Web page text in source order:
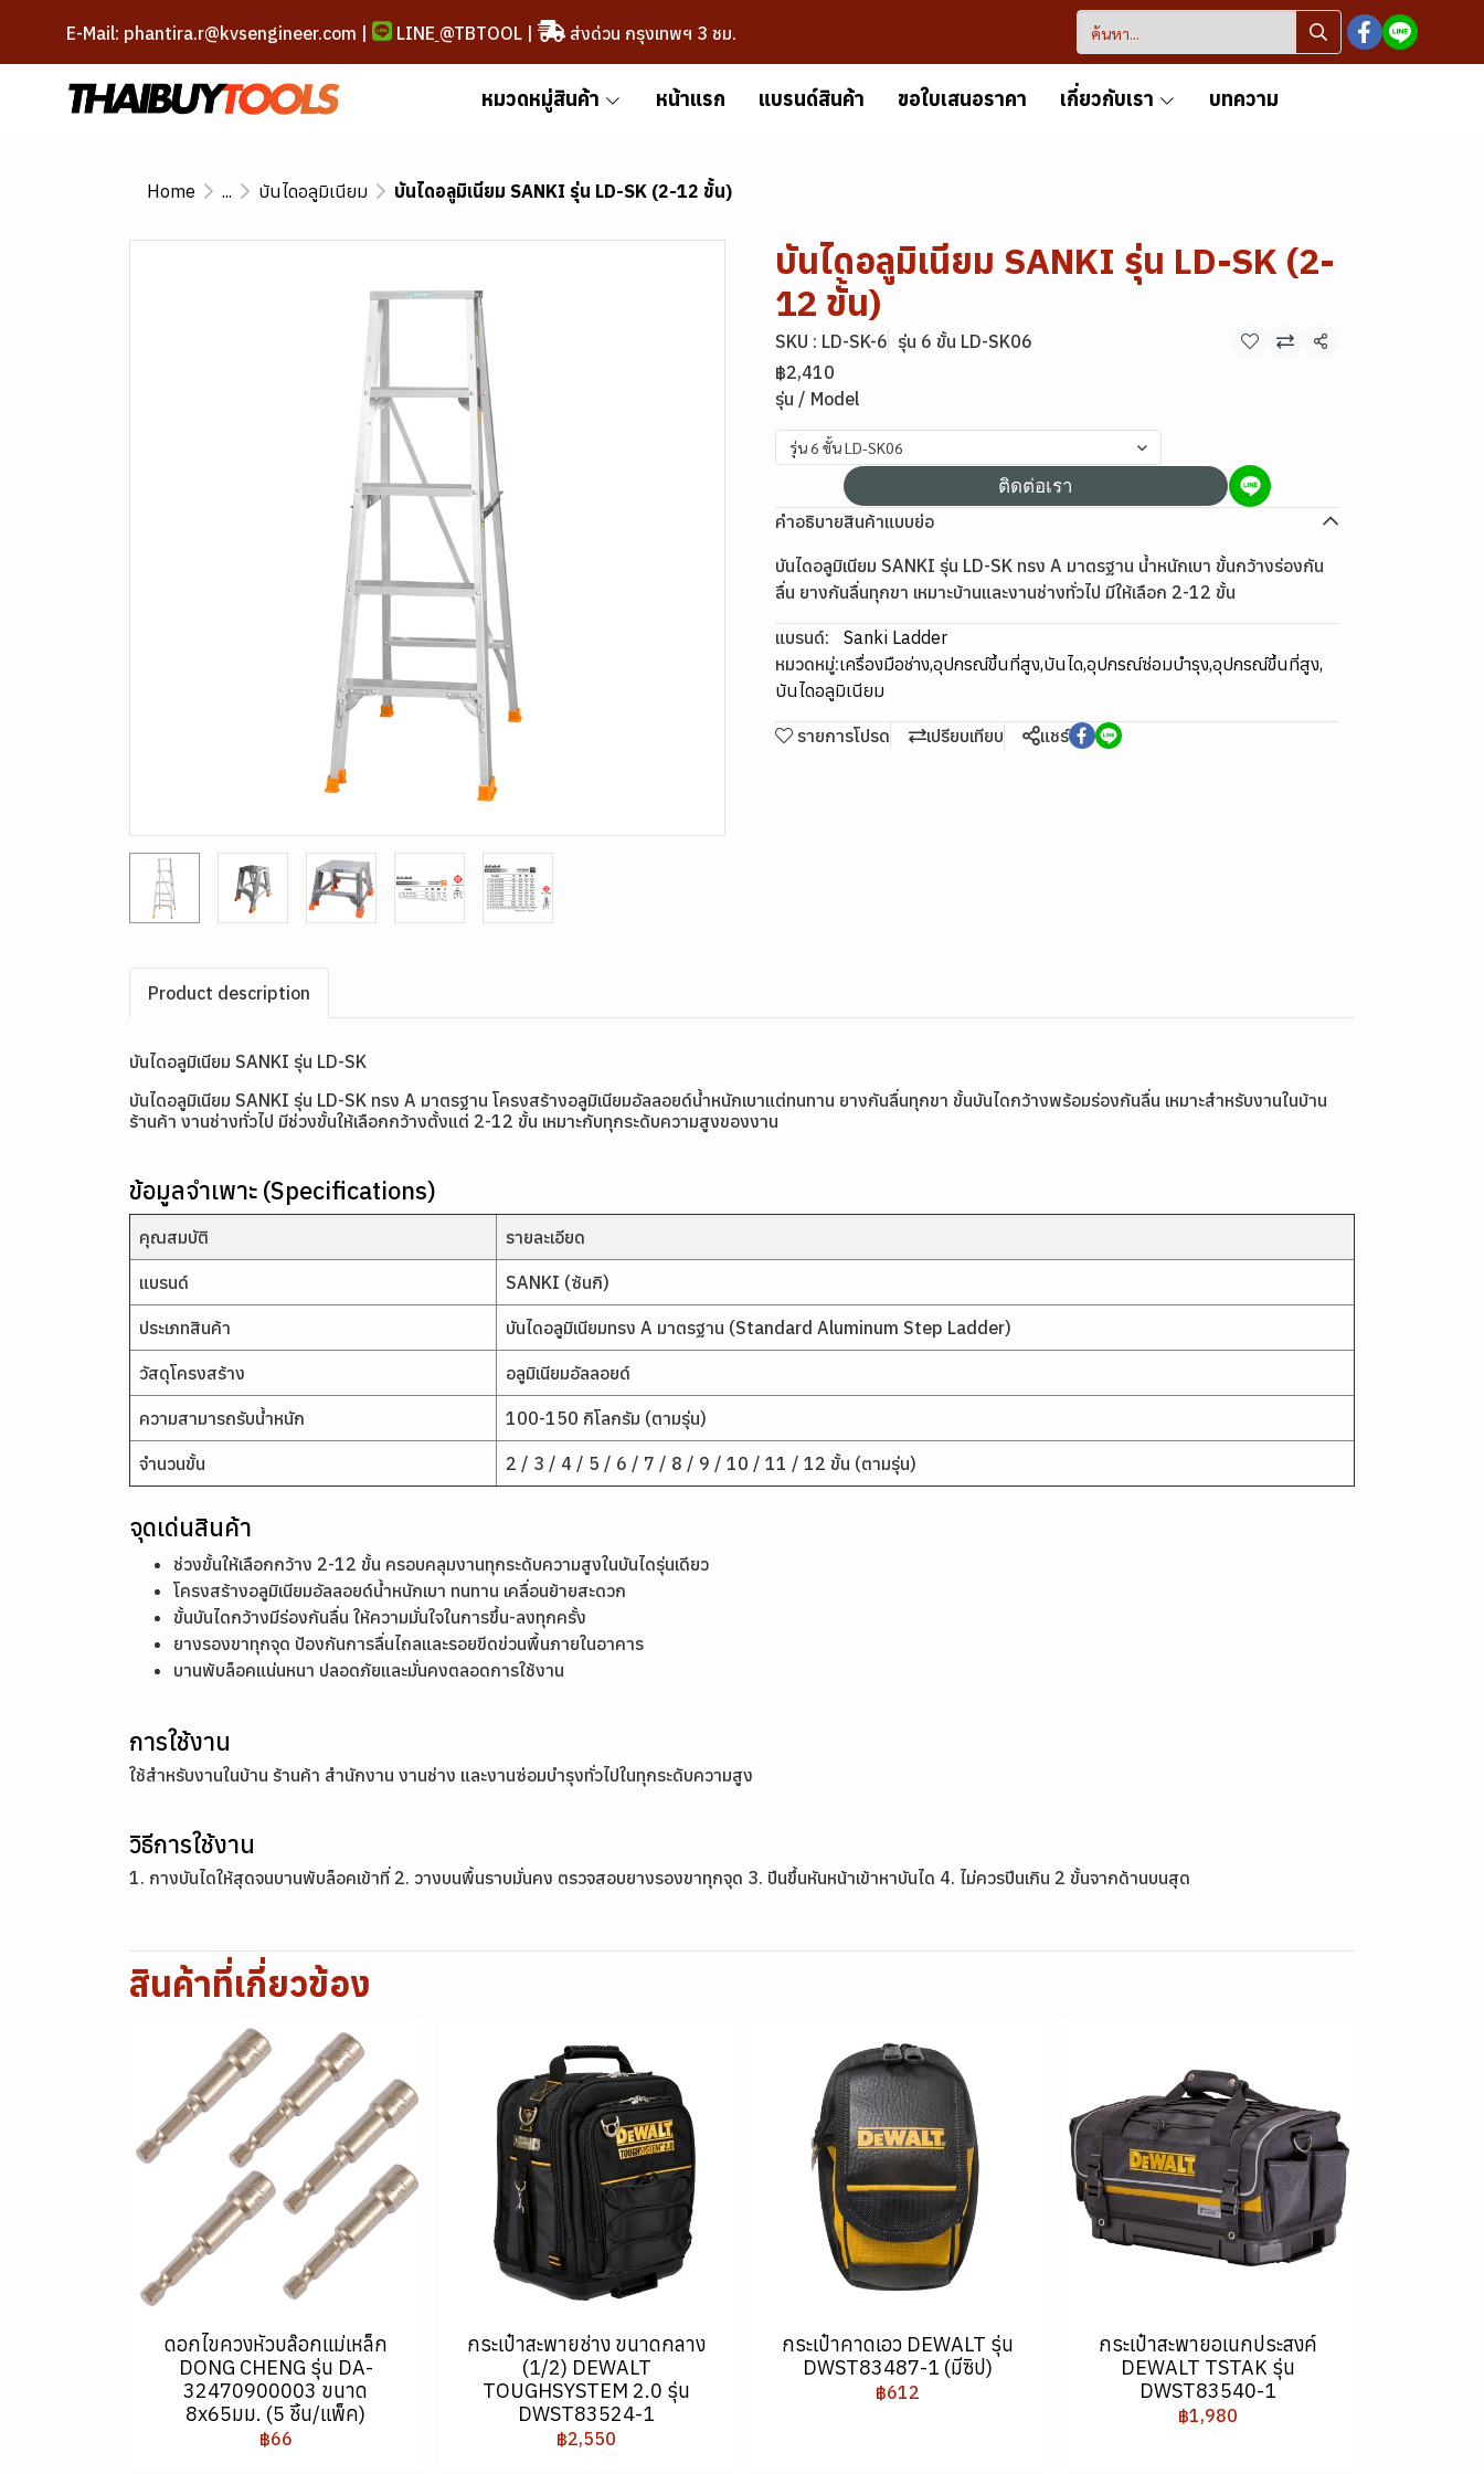
E-Mail: phantira.r@kvsengineer.com | LINE @TBTOOL| ส่งด่วน กรุงเทพฯ 3 ชม.
หมวดหมู่สินค้า หน้าแรก แบรนด์สินค้า ขอใบเสนอราคา เกี่ยวกับเรา บทความ
Home ... บันไดอลูมิเนียม บันไดอลูมิเนียม SANKI รุ่น LD-SK (2-12 ขั้น)
บันไดอลูมิเนียม SANKI รุ่น LD-SK (2-
12 ขั้น)
SKU : LD-SK-6 รุ่น 6 ขั้น LD-SK06
แชร์
฿2,410
รุ่น / Model
รุ่น 6 ขั้น LD-SK06
ติดต่อเรา
คำอธิบายสินค้าแบบย่อ
บันไดอลูมิเนียม SANKI รุ่น LD-SK ทรง A มาตรฐาน น้ำหนักเบา ขั้นกว้างร่องกัน
ลื่น ยางกันลื่นทุกขา เหมาะบ้านและงานช่างทั่วไป มีให้เลือก 2-12 ขั้น
แบรนด์:
Sanki Ladder
หมวดหมู่:เครื่องมือช่าง,อุปกรณ์ขึ้นที่สูง,บันได,อุปกรณ์ซ่อมบำรุง,อุปกรณ์ขึ้นที่สูง,
บันไดอลูมิเนียม
รายการโปรด เปรียบเทียบ แชร์
Product description
บันไดอลูมิเนียม SANKI รุ่น LD-SK
บันไดอลูมิเนียม SANKI รุ่น LD-SK ทรง A มาตรฐาน โครงสร้างอลูมิเนียมอัลลอยด์น้ำหนักเบาแต่ทนทาน ยางกันลื่นทุกขา ขั้นบันไดกว้างพร้อมร่องกันลื่น เหมาะสำหรับงานในบ้าน
ร้านค้า งานช่างทั่วไป มีช่วงขั้นให้เลือกกว้างตั้งแต่ 2-12 ขั้น เหมาะกับทุกระดับความสูงของงาน
ข้อมูลจำเพาะ (Specifications)
คุณสมบัติ รายละเอียด
แบรนด์ SANKI (ซันกิ)
ประเภทสินค้า บันไดอลูมิเนียมทรง A มาตรฐาน (Standard Aluminum Step Ladder)
วัสดุโครงสร้าง อลูมิเนียมอัลลอยด์
ความสามารถรับน้ำหนัก 100-150 กิโลกรัม (ตามรุ่น)
จำนวนขั้น 2 / 3 / 4 / 5 / 6 / 7 / 8 / 9 / 10 / 11 / 12 ขั้น (ตามรุ่น)
จุดเด่นสินค้า
ช่วงขั้นให้เลือกกว้าง 2-12 ขั้น ครอบคลุมงานทุกระดับความสูงในบันไดรุ่นเดียว
โครงสร้างอลูมิเนียมอัลลอยด์น้ำหนักเบา ทนทาน เคลื่อนย้ายสะดวก
ขั้นบันไดกว้างมีร่องกันลื่น ให้ความมั่นใจในการขึ้น-ลงทุกครั้ง
ยางรองขาทุกจุด ป้องกันการลื่นไถลและรอยขีดข่วนพื้นภายในอาคาร
บานพับล็อคแน่นหนา ปลอดภัยและมั่นคงตลอดการใช้งาน
การใช้งาน
ใช้สำหรับงานในบ้าน ร้านค้า สำนักงาน งานช่าง และงานซ่อมบำรุงทั่วไปในทุกระดับความสูง
วิธีการใช้งาน
1. กางบันไดให้สุดจนบานพับล็อคเข้าที่ 2. วางบนพื้นราบมั่นคง ตรวจสอบยางรองขาทุกจุด 3. ปีนขึ้นหันหน้าเข้าหาบันได 4. ไม่ควรปีนเกิน 2 ขั้นจากด้านบนสุด
สินค้าที่เกี่ยวข้อง
ดอกไขควงหัวบล๊อกแม่เหล็ก
DONG CHENG รุ่น DA-
32470900003 ขนาด
8x65มม. (5 ชิ้น/แพ็ค)
฿66
กระเป๋าสะพายช่าง ขนาดกลาง
(1/2) DEWALT
TOUGHSYSTEM 2.0 รุ่น
DWST83524-1
฿2,550
กระเป๋าคาดเอว DEWALT รุ่น
DWST83487-1 (มีซิป)
฿612
กระเป๋าสะพายอเนกประสงค์
DEWALT TSTAK รุ่น
DWST83540-1
฿1,980